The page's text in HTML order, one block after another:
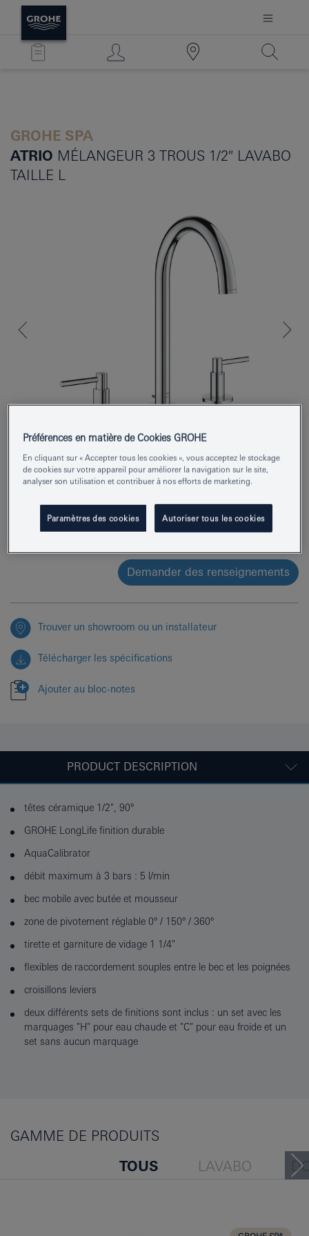
GROHE SPA
ATRIO MÉLANGEUR 3 TROUS 1/2″ LAVABO
TAILLE L
Numéro de produit 20649000
4005176762949
Demander des renseignements
Trouver un showroom ou un installateur
Télécharger les spécifications
Ajouter au bloc-notes
PRODUCT DESCRIPTION
têtes céramique 1/2", 90°
GROHE LongLife finition durable
AquaCalibrator
débit maximum à 3 bars : 5 l/min
bec mobile avec butée et mousseur
zone de pivotement réglable 0° / 150° / 360°
tirette et garniture de vidage 1 1/4"
flexibles de raccordement souples entre le bec et les poignées
croisillons leviers
deux différents sets de finitions sont inclus : un set avec les
marquages "H" pour eau chaude et "C" pour eau froide et un
set sans aucun marquage
GAMME DE PRODUITS
TOUS LAVABO
Préférences en matière de Cookies GROHE
En cliquant sur « Accepter tous les cookies », vous acceptez le stockage
de cookies sur votre appareil pour améliorer la navigation sur le site,
analyser son utilisation et contribuer à nos efforts de marketing.
Paramètres des cookies Autoriser tous les cookies